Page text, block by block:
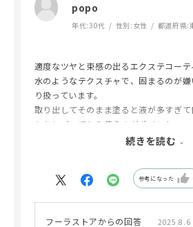
popo
年代:30代 性別: 女性 都道府県:
適度なツヤと束感の出るエクステコーテ
水のようなテクスチャで、固まるのが
り扱っています。
取り出してそのまま塗ると液が多すぎ
シをしごいてから使うのがポイント。
これがある・ないとで本当にモチとモチ
続きを読む
参考になった
フーラストアからの回答 2025.8.6